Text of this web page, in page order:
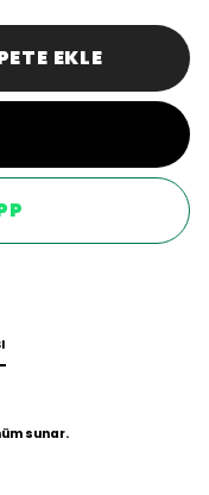
EKLE
sunar.